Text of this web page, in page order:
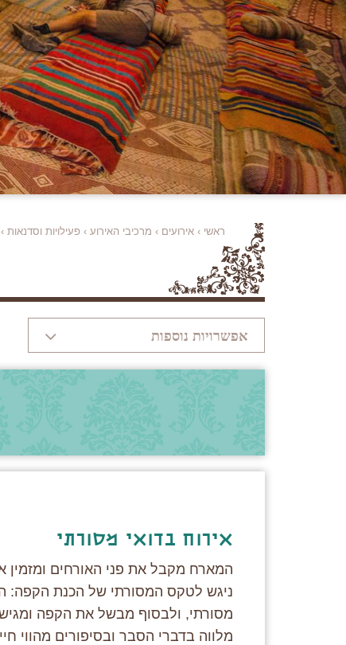
ראשי › אירועים › מרכיבי האירוע › פעילויות וסדנאות ›
אפשרויות נוספות
אירוח בדואי מסורתי
המארח מקבל את פני האורחים
ניגש לטקס המסורתי של הכנת הקפה:
מסורתי, ולבסוף מבשל את הקפה
מלווה בדברי הסבר ובסיפורים מהווי